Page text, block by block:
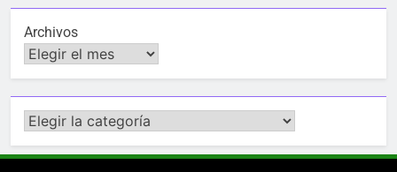
Archivos
Categorías